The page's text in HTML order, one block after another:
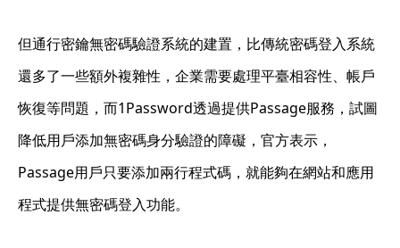
但通行密鑰無密碼驗證系統的建置，比傳統密碼登入系統
還多了一些額外複雜性，企業需要處理平臺相容性、帳戶
恢復等問題，而1Password透過提供Passage服務，試圖
降低用戶添加無密碼身分驗證的障礙，官方表示，
Passage用戶只要添加兩行程式碼，就能夠在網站和應用
程式提供無密碼登入功能。